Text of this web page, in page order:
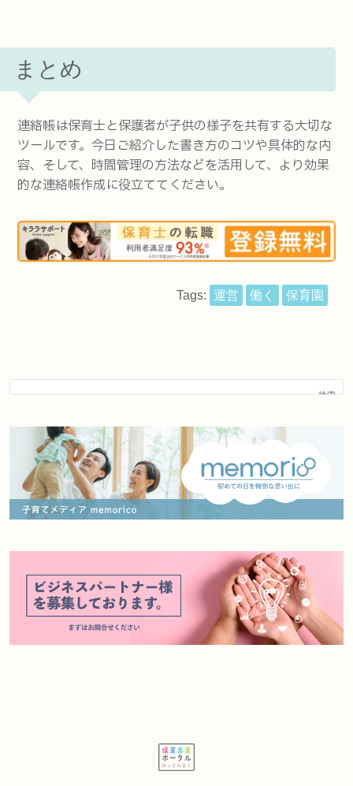
まとめ
連絡帳は保育士と保護者が子供の様子を共有する大切な
ツールです。今日ご紹介した書き方のコツや具体的な内
容、そして、時間管理の方法などを活用して、より効果
的な連絡帳作成に役立ててください。
Tags: 運営 働く 保育園
検索